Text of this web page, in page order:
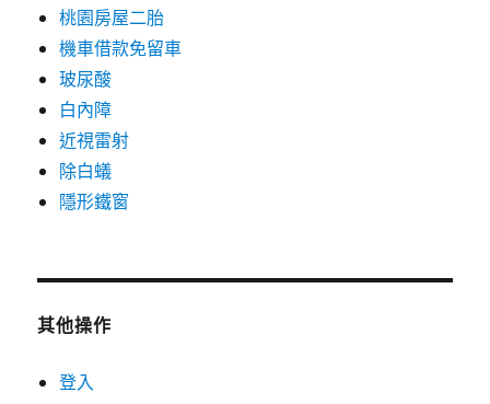
桃園房屋二胎
機車借款免留車
玻尿酸
白內障
近視雷射
除白蟻
隱形鐵窗
其他操作
登入